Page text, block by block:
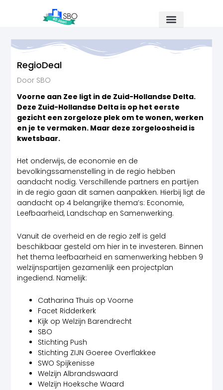
inhoud
RegioDeal
Door SBO
Voorne aan Zee ligt in de Zuid-Hollandse Delta.
Deze Zuid-Hollandse Delta is op het eerste
gezicht een zorgeloze plek om te wonen, werken
en je te vermaken. Maar deze zorgeloosheid is
kwetsbaar.
Het onderwijs, de economie en de
bevolkingssamenstelling in de regio hebben
aandacht nodig. Verschillende partners en partijen
in de regio gaan dit samen aanpakken. Hierbij ligt de
aandacht op 4 belangrijke thema’s: Economie,
Leefbaarheid, Landschap en Samenwerking.
Vanuit de overheid en de regio zelf is geld
beschikbaar gesteld om hier in te investeren. Binnen
het thema leefbaarheid en samenwerking hebben 9
welzijnspartijen gezamenlijk een projectplan
ingediend. Namelijk:
Catharina Thuis op Voorne
Facet Ridderkerk
Kijk op Welzijn Barendrecht
SBO
Stichting Push
Stichting ZIJN Goeree Overflakkee
SWO Spijkenisse
Welzijn Albrandswaard
Welzijn Hoeksche Waard